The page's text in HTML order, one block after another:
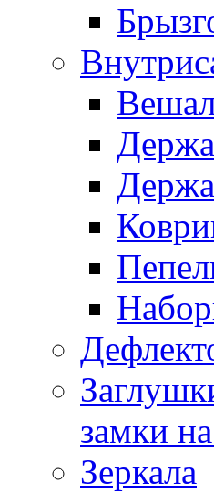
замки
Зеркала